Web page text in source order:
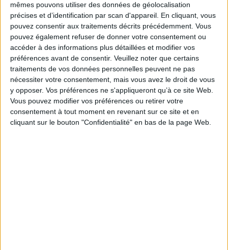
mêmes pouvons utiliser des données de géolocalisation
précises et d’identification par scan d'appareil. En cliquant, vous
pouvez consentir aux traitements décrits précédemment. Vous
pouvez également refuser de donner votre consentement ou
accéder à des informations plus détaillées et modifier vos
préférences avant de consentir. Veuillez noter que certains
traitements de vos données personnelles peuvent ne pas
nécessiter votre consentement, mais vous avez le droit de vous
y opposer. Vos préférences ne s'appliqueront qu’à ce site Web.
Vous pouvez modifier vos préférences ou retirer votre
consentement à tout moment en revenant sur ce site et en
cliquant sur le bouton "Confidentialité" en bas de la page Web.
Une nouvelle section présentant les modalités de
sortie progressive de la déduction forfaitaire
spécifique pour frais professionnels mises en œuvre
dans les secteurs de la propreté et de la
construction est créée dans le bulletin officiel de la
Sécurité sociale (BOSS) (§ 2300 à 2330).
https://boss.gouv.fr/portail/accueil/actualites-